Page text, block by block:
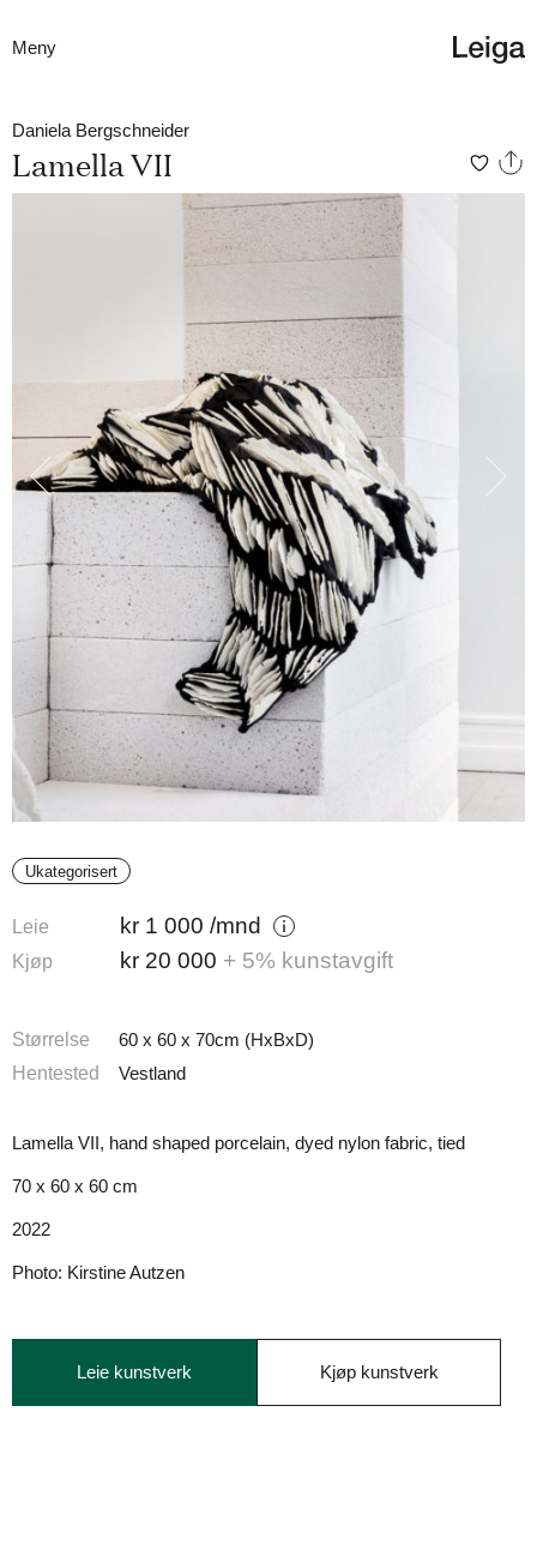
Meny
Daniela Bergschneider
Lamella VII
Ukategorisert
Leie kr 1 000 /mnd
Kjøp kr 20 000 + 5% kunstavgift
Størrelse
60 x 60 x 70cm (HxBxD)
Hentested
Vestland
Lamella VII, hand shaped porcelain, dyed nylon fabric, tied
70 x 60 x 60 cm
2022
Photo: Kirstine Autzen
Leie kunstverk Kjøp kunstverk